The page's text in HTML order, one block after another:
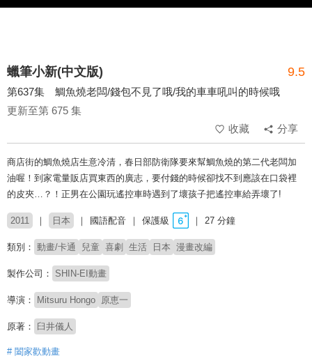
蠟筆小新(中文版) 9.5
第637集 鯛魚燒老闆/錢包不見了哦/我的車車吼叫的時候哦
更新至第 675 集
收藏
分享
商店街的鯛魚燒店生意冷清，春日部防衛隊要來幫鯛魚燒的第二代老闆加
油喔！到家電量販店買東西的廣志，要付錢的時候卻找不到應該在口袋裡
的皮夾…？！正男在公園玩遙控車時遇到了壞孩子把遙控車給弄壞了!
2011 日本 國語配音 保護級 27 分鐘
類別： 動畫/卡通 兒童 喜劇 生活 日本 漫畫改編
製作公司： SHIN-EI動畫
導演： Mitsuru Hongo 原恵一
原著： 臼井儀人
# 闔家歡動畫